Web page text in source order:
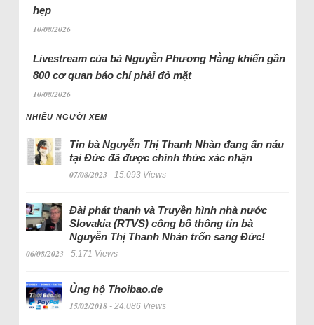
hẹp
10/08/2026
Livestream của bà Nguyễn Phương Hằng khiến gần
800 cơ quan báo chí phải đỏ mặt
10/08/2026
NHIỀU NGƯỜI XEM
Tin bà Nguyễn Thị Thanh Nhàn đang ẩn náu
tại Đức đã được chính thức xác nhận
07/08/2023 - 15.093 Views
Đài phát thanh và Truyền hình nhà nước
Slovakia (RTVS) công bố thông tin bà
Nguyễn Thị Thanh Nhàn trốn sang Đức!
06/08/2023 - 5.171 Views
Ủng hộ Thoibao.de
15/02/2018 - 24.086 Views